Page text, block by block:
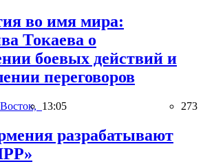
во имя мира:
Токаева о
боевых действий и
переговоров
13:05 273
разрабатывают